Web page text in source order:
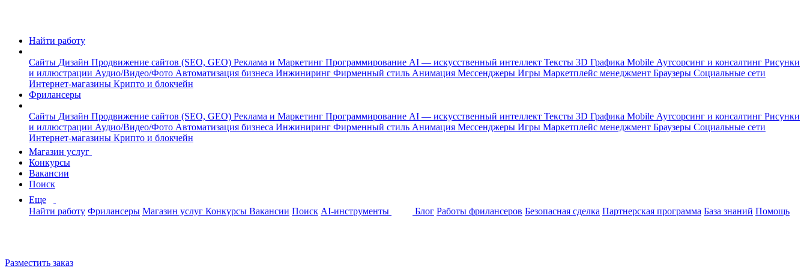
Найти работу
Сайты Дизайн Продвижение сайтов (SEO, GEO) Реклама и Маркетинг Программирование AI — искусственный интеллект Тексты 3D Графика Mobile Аутсорсинг и консалтинг Рисунки
и иллюстрации Аудио/Видео/Фото Автоматизация бизнеса Инжиниринг Фирменный стиль Анимация Мессенджеры Игры Маркетплейс менеджмент Браузеры Социальные сети
Интернет-магазины Крипто и блокчейн
Фрилансеры
Сайты Дизайн Продвижение сайтов (SEO, GEO) Реклама и Маркетинг Программирование AI — искусственный интеллект Тексты 3D Графика Mobile Аутсорсинг и консалтинг Рисунки
и иллюстрации Аудио/Видео/Фото Автоматизация бизнеса Инжиниринг Фирменный стиль Анимация Мессенджеры Игры Маркетплейс менеджмент Браузеры Социальные сети
Интернет-магазины Крипто и блокчейн
Магазин услуг
Конкурсы
Вакансии
Поиск
Еще
Найти работу Фрилансеры Магазин услуг Конкурсы Вакансии Поиск AI-инструменты Блог Работы фрилансеров Безопасная сделка Партнерская программа База знаний Помощь
Разместить заказ